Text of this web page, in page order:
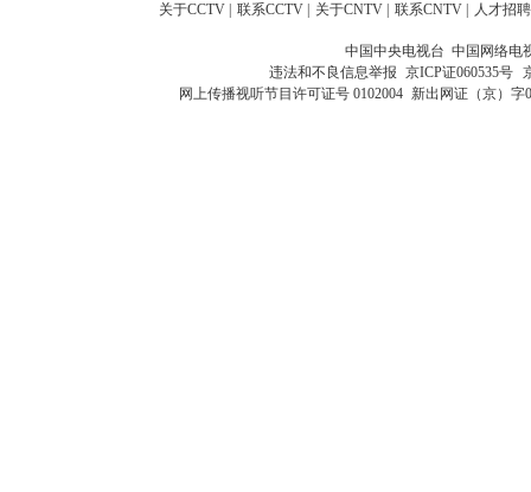
关于CCTV 联系CCTV 关于CNTV 联系CNTV 人才招聘
中国中央电视台 中国网络电
违法和不良信息举报 京ICP证060535号
网上传播视听节目许可证号 0102004 新出网证（京）